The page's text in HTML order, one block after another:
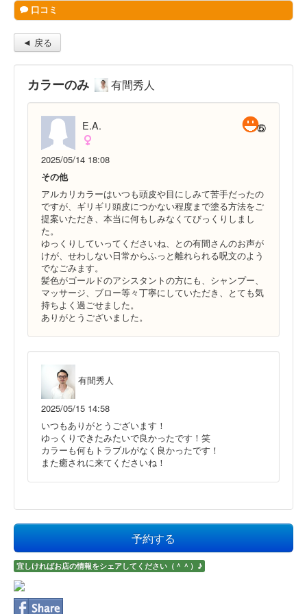
口コミ
◄ 戻る
カラーのみ 有間秀人
E.A.
2025/05/14 18:08
その他
アルカリカラーはいつも頭皮や目にしみて苦手だったの
ですが、ギリギリ頭皮につかない程度まで塗る方法をご
提案いただき、本当に何もしみなくてびっくりしまし
た。
ゆっくりしていってくださいね、との有間さんのお声が
けが、せわしない日常からふっと離れられる呪文のよう
でなごみます。
髪色がゴールドのアシスタントの方にも、シャンプー、
マッサージ、ブロー等々丁寧にしていただき、とても気
持ちよく過ごせました。
ありがとうございました。
有間秀人
2025/05/15 14:58
いつもありがとうございます！
ゆっくりできたみたいで良かったです！笑
カラーも何もトラブルがなく良かったです！
また癒されに来てくださいね！
予約する
宜しければお店の情報をシェアしてください（＾＾）♪